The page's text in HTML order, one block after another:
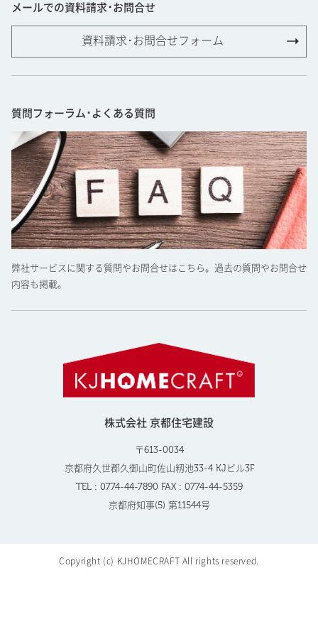
メールでの資料請求･お問合せ
資料請求･お問合せフォーム
質問フォーラム･よくある質問
弊社サービスに関する質問やお問合せはこちら。過去の質問やお問合せ
内容も掲載。
株式会社 京都住宅建設
〒613-0034
京都府久世郡久御山町佐山籾池33-4 KJビル3F
TEL : 0774-44-7890 FAX : 0774-44-5359
京都府知事(5) 第11544号
Copyright (c) KJHOMECRAFT All rights reserved.